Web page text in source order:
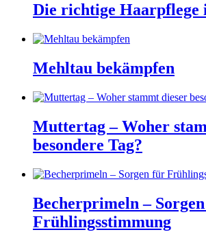
Die richtige Haarpflege
Mehltau bekämpfen
Muttertag – Woher
besondere Tag?
Becherprimeln –
Frühlingsstimmung